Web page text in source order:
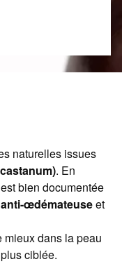
naturelles issues
. En
bien documentée
anti-œdémateuseet
mieux dans la peau
ciblée.